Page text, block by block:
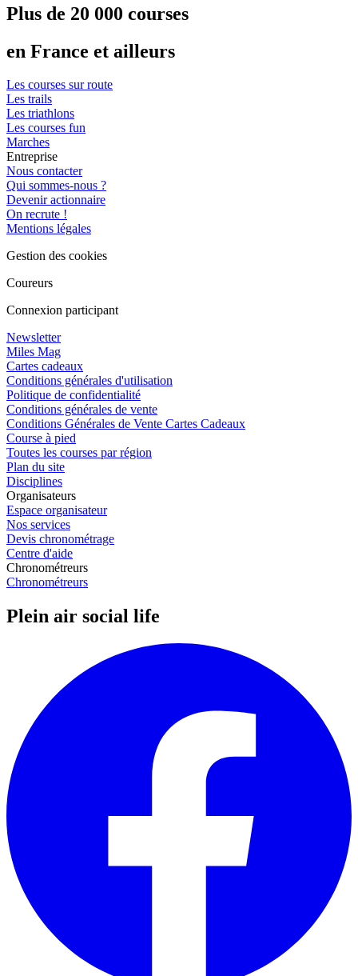
Plus de 20 000 courses
en France et ailleurs
Les courses sur route
Les trails
Les triathlons
Les courses fun
Marches
Entreprise
Nous contacter
Qui sommes-nous ?
Devenir actionnaire
On recrute !
Mentions légales
Gestion des cookies
Coureurs
Connexion participant
Newsletter
Miles Mag
Cartes cadeaux
Conditions générales d'utilisation
Politique de confidentialité
Conditions générales de vente
Conditions Générales de Vente Cartes Cadeaux
Course à pied
Toutes les courses par région
Plan du site
Disciplines
Organisateurs
Espace organisateur
Nos services
Devis chronométrage
Centre d'aide
Chronométreurs
Chronométreurs
Plein air social life